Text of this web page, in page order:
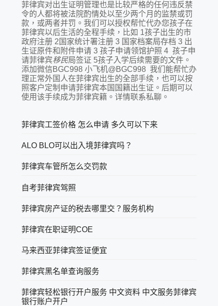
菲律宾对出生证明管理也是比较严格的任何违反禁
令的人都将被法院酌情处以至少两个月的监禁或罚
款，或两者并罚。我们可以授权帮忙代办您孩子在
菲律宾以后生活的全程手续，比如 1孩子出生的市
政府注册 2国家统计署注册 3 国家档案局存档 3 出
生证原件和附件申请 3 孩子申请领馆护照 4 孩子申
请菲律宾移民局签证 5孩子入学后续需要的文件。
添加微信BGC998 小飞机@BGC998 我们能帮忙办
理正常外国人在菲律宾出生的全部手续，也可以按
照客户定制申请菲律宾本国国籍出生证。后期可以
使用该手续成为菲律宾籍。详情联系私聊。
菲律宾工签价格 怎么申请 多久可以下来
ALO BLO可以出入境菲律宾吗？
菲律宾车管所怎么交罚款
自考菲律宾驾照
菲律宾房产证的税去哪里交？服务机构
菲律宾在职证明COE
马来西亚菲律宾签证便宜
菲律宾黑名单查询服务
菲律宾轻松银行开户服务 中文资料 中文服务菲律宾
银行账户开户